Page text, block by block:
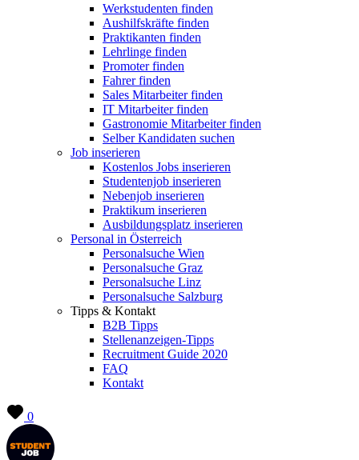
Werkstudenten finden
Aushilfskräfte finden
Praktikanten finden
Lehrlinge finden
Promoter finden
Fahrer finden
Sales Mitarbeiter finden
IT Mitarbeiter finden
Gastronomie Mitarbeiter finden
Selber Kandidaten suchen
Job inserieren
Kostenlos Jobs inserieren
Studentenjob inserieren
Nebenjob inserieren
Praktikum inserieren
Ausbildungsplatz inserieren
Personal in Österreich
Personalsuche Wien
Personalsuche Graz
Personalsuche Linz
Personalsuche Salzburg
Tipps & Kontakt
B2B Tipps
Stellenanzeigen-Tipps
Recruitment Guide 2020
FAQ
Kontakt
0